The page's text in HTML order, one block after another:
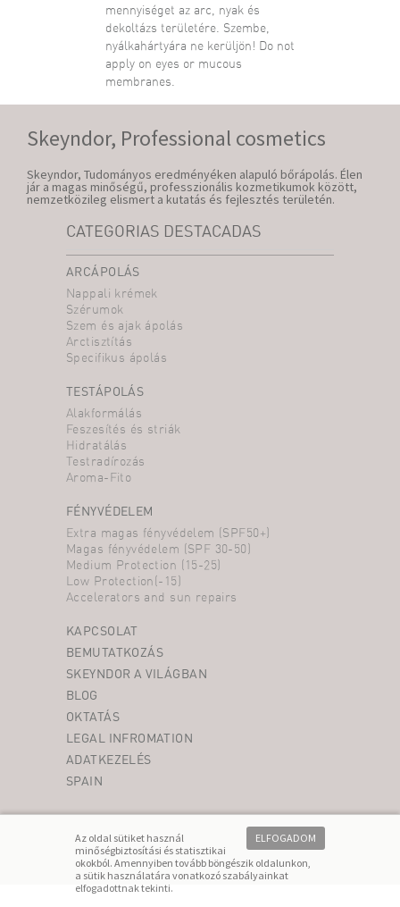
ELFOGADOM
Az oldal sütiket használ
minőségbiztosítási és statisztikai
okokból. Amennyiben tovább böngészik oldalunkon,
a sütik használatára vonatkozó szabályainkat
elfogadottnak tekinti.
mennyiséget az arc, nyak és
dekoltázs területére. Szembe,
nyálkahártyára ne kerüljön! Do not
apply on eyes or mucous
membranes.
Skeyndor, Professional cosmetics
Skeyndor, Tudományos eredményéken alapuló bőrápolás. Élen
jár a magas minőségű, professzionális kozmetikumok között,
nemzetközileg elismert a kutatás és fejlesztés területén.
CATEGORIAS DESTACADAS
ARCÁPOLÁS
Nappali krémek
Szérumok
Szem és ajak ápolás
Arctisztítás
Specifikus ápolás
TESTÁPOLÁS
Alakformálás
Feszesítés és striák
Hidratálás
Testradírozás
Aroma-Fito
FÉNYVÉDELEM
Extra magas fényvédelem (SPF50+)
Magas fényvédelem (SPF 30-50)
Medium Protection (15-25)
Low Protection(-15)
Accelerators and sun repairs
KAPCSOLAT
BEMUTATKOZÁS
SKEYNDOR A VILÁGBAN
BLOG
OKTATÁS
LEGAL INFROMATION
ADATKEZELÉS
SPAIN